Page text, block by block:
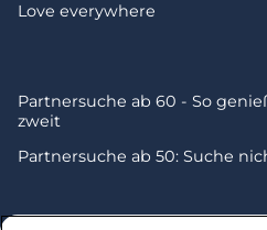
Love everywhere
Partnersuche ab 60 - So
zweit
Partnersuche ab 50: Suche
© 2026 by Zweisam. Alle